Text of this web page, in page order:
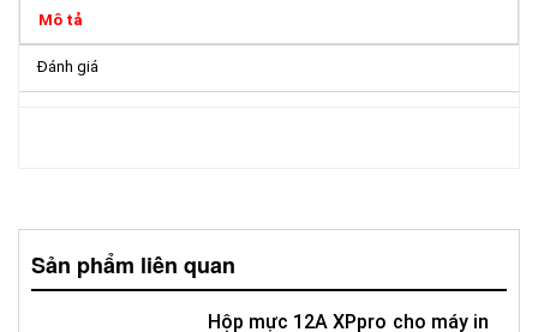
Mô tả
Đánh giá
Sản phẩm liên quan
Hộp mực 12A XPpro cho máy in